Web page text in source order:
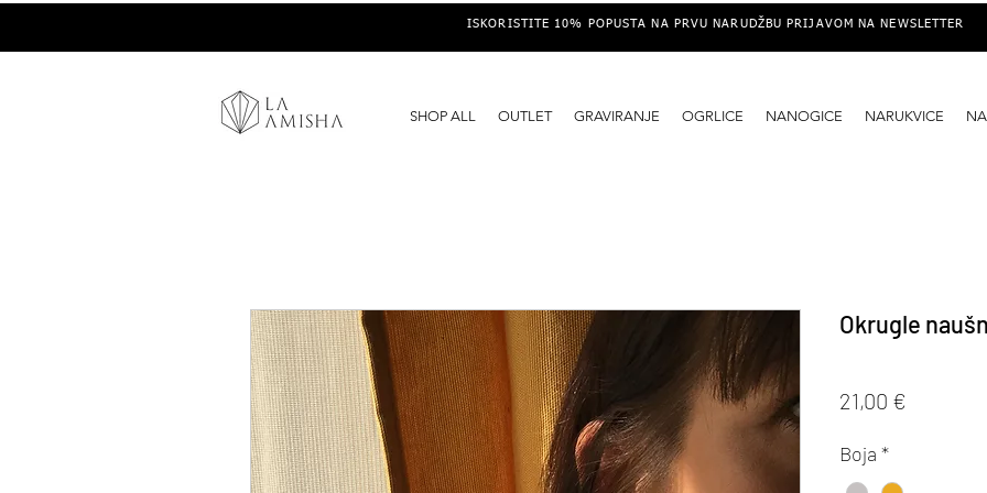
ISKORISTITE 10% POPUSTA NA PRVU NARUDŽBU PRIJAVOM NA NEWSLETTER
SHOP ALL OUTLET GRAVIRANJE OGRLICE NANOGICE NARUKVICE
Okrugle
21,00 €
Boja *